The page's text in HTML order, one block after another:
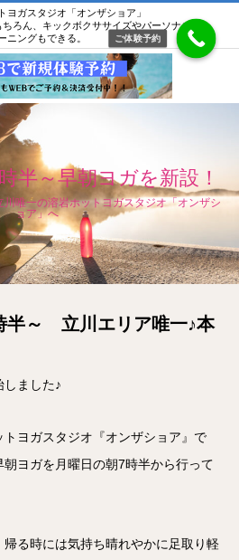
ヨガスタジオ「オンザショア」
ろん、キックボクササイズやパーソナルト
ニングもできる。
半～早朝ヨガを新設！
唯一の溶岩ホットヨガスタジオ「オンザシ
ョア」へ
半～ 立川エリア唯一♪本
ました♪
ヨガスタジオ『オンザショア』で
ヨガを月曜日の朝7時半から行って
る時には気持ち晴れやかに足取り軽
ご体験予約